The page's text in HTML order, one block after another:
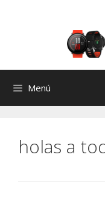
Menú
holas a